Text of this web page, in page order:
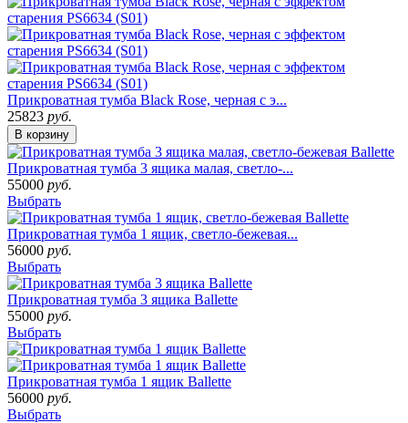
Прикроватная тумба Black Rose, черная с э...
25823 руб.
В корзину
Прикроватная тумба 3 ящика малая, светло-...
55000 руб.
Выбрать
Прикроватная тумба 1 ящик, светло-бежевая...
56000 руб.
Выбрать
Прикроватная тумба 3 ящика Ballette
55000 руб.
Выбрать
Прикроватная тумба 1 ящик Ballette
56000 руб.
Выбрать